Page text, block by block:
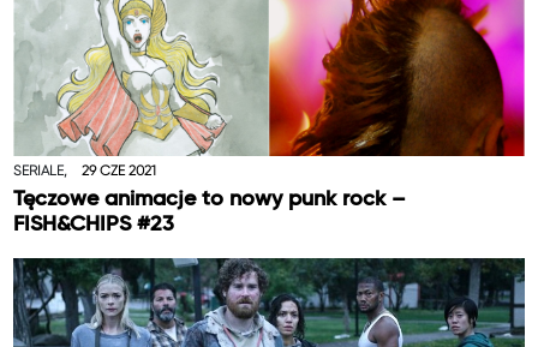
SERIALE, 29 CZE 2021
Tęczowe animacje to nowy punk rock –
FISH&CHIPS #23